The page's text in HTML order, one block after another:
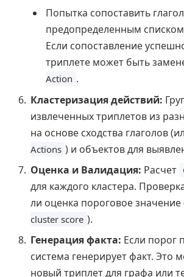
Попытка сопоставить
предопределенным списком
Если сопоставление
триплете может быть
Action .
Кластеризация действий:
извлеченных триплетов из
на основе сходства глаголов
Actions ) и объектов для
Оценка и Валидация: Расчет
для каждого кластера.
ли оценка пороговое значение
cluster score ).
Генерация факта: Если порог
система генерирует факт. Это
новый триплет для графа или